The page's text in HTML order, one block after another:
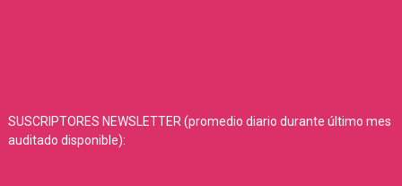
SUSCRIPTORES NEWSLETTER (promedio diario durante último mes
auditado disponible):